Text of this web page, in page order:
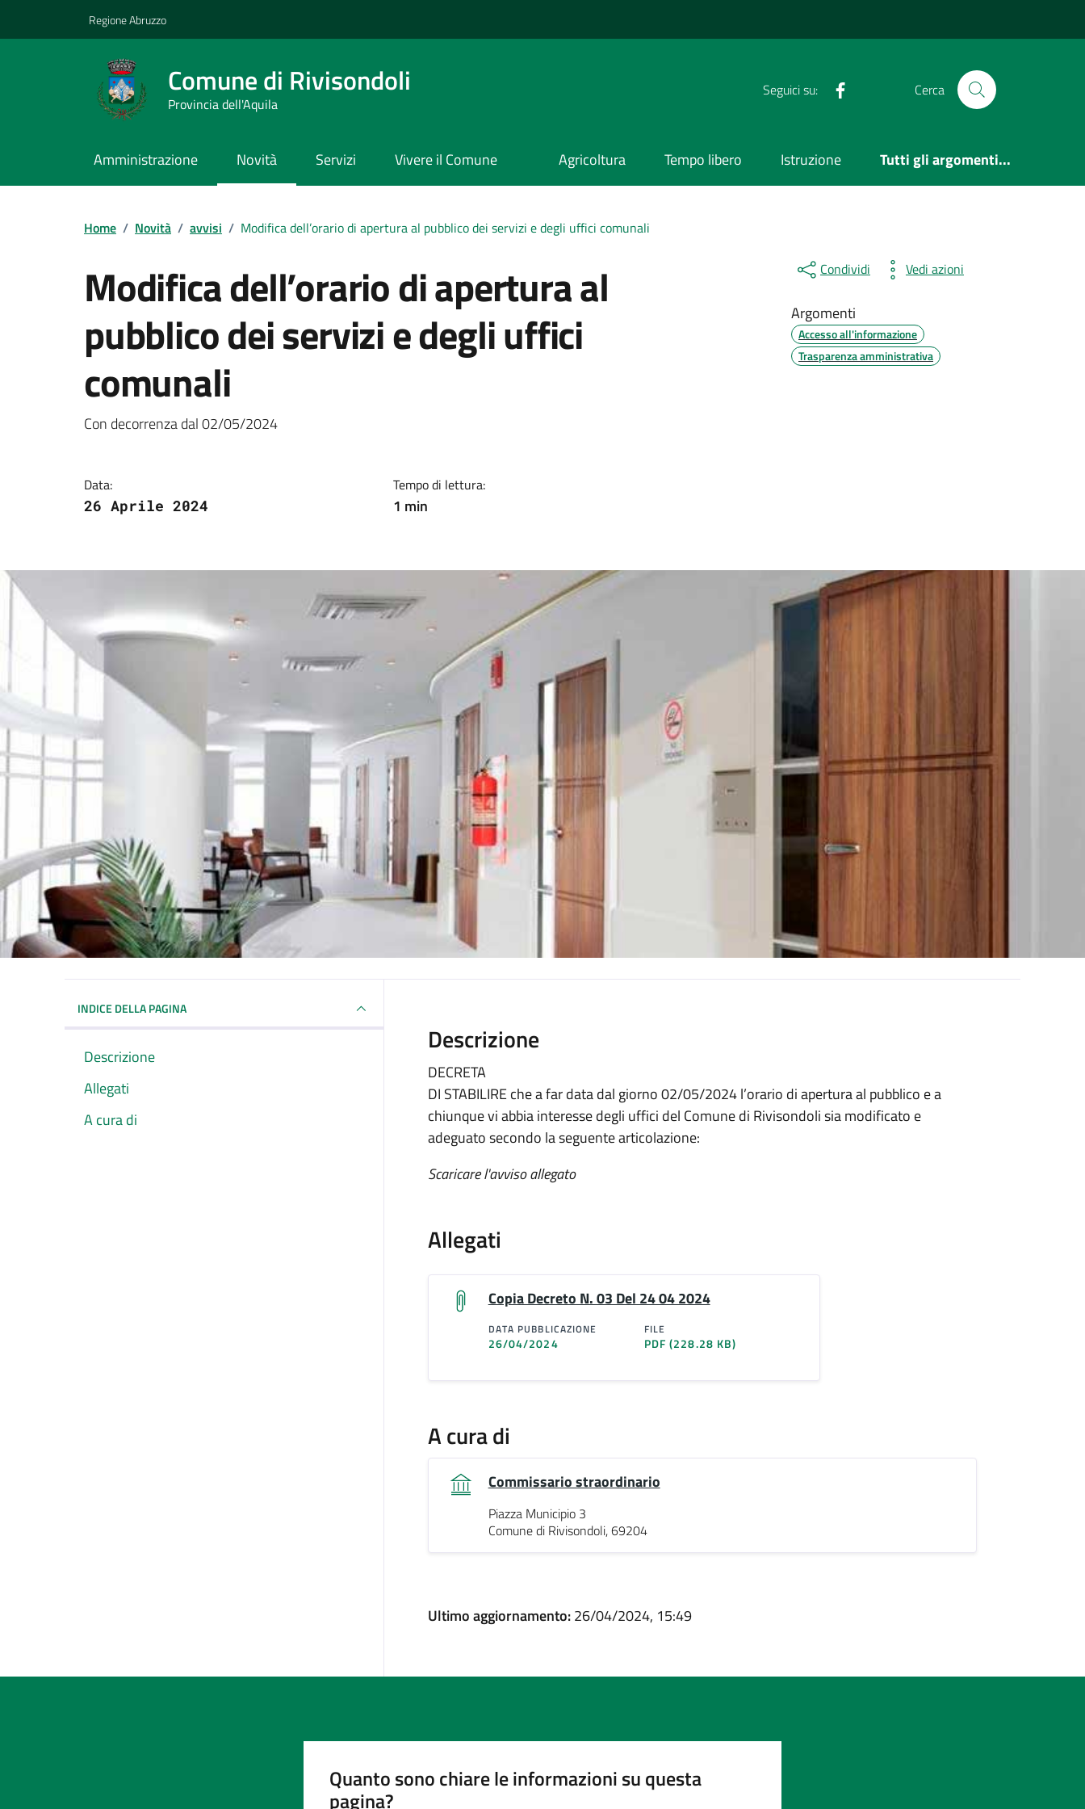
Regione Abruzzo
Comune di Rivisondoli
Provincia dell'Aquila
Seguici su: Cerca
Amministrazione Novità Servizi Vivere il Comune Agricoltura Tempo libero Istruzione Tutti gli argomenti...
Home / Novità / avvisi / Modifica dell’orario di apertura al pubblico dei servizi e degli uffici comunali
Modifica dell’orario di apertura al
pubblico dei servizi e degli uffici
comunali
Dettagli della notizia
Con decorrenza dal 02/05/2024
Data:
26 Aprile 2024
Tempo di lettura:
1 min
Condividi Vedi azioni
Argomenti
Accesso all'informazione
Trasparenza amministrativa
INDICE DELLA PAGINA
Descrizione
Allegati
A cura di
Descrizione
DECRETA
DI STABILIRE che a far data dal giorno 02/05/2024 l’orario di apertura al pubblico e a
chiunque vi abbia interesse degli uffici del Comune di Rivisondoli sia modificato e
adeguato secondo la seguente articolazione:
Scaricare l'avviso allegato
Allegati
Copia Decreto N. 03 Del 24 04 2024
DATA PUBBLICAZIONE
26/04/2024
FILE
PDF(228.28 KB)
A cura di
Commissario straordinario
Piazza Municipio 3
Comune di Rivisondoli, 69204
Ultimo aggiornamento:26/04/2024, 15:49
Quanto sono chiare le informazioni su questa
pagina?